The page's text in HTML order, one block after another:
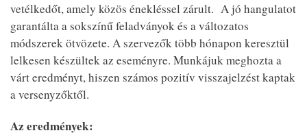
vetélkedőt, amely közös énekléssel zárult. A jó hangulatot
garantálta a sokszínű feladványok és a változatos
módszerek ötvözete. A szervezők több hónapon keresztül
lelkesen készültek az eseményre. Munkájuk meghozta a
várt eredményt, hiszen számos pozitív visszajelzést kaptak
a versenyzőktől.
Az eredmények: